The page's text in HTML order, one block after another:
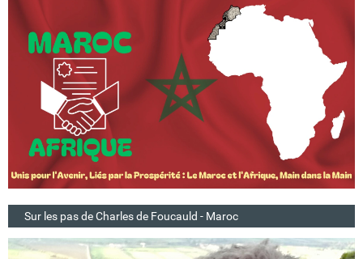
Sur les pas de Charles de Foucauld - Maroc